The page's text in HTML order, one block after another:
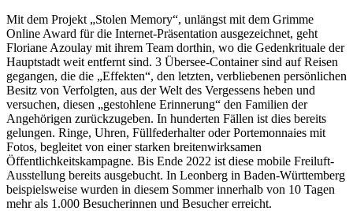
Mit dem Projekt „Stolen Memory“, unlängst mit dem Grimme
Online Award für die Internet-Präsentation ausgezeichnet, geht
Floriane Azoulay mit ihrem Team dorthin, wo die Gedenkrituale der
Hauptstadt weit entfernt sind. 3 Übersee-Container sind auf Reisen
gegangen, die die „Effekten“, den letzten, verbliebenen persönlichen
Besitz von Verfolgten, aus der Welt des Vergessens heben und
versuchen, diesen „gestohlene Erinnerung“ den Familien der
Angehörigen zurückzugeben. In hunderten Fällen ist dies bereits
gelungen. Ringe, Uhren, Füllfederhalter oder Portemonnaies mit
Fotos, begleitet von einer starken breitenwirksamen
Öffentlichkeitskampagne. Bis Ende 2022 ist diese mobile Freiluft-
Ausstellung bereits ausgebucht. In Leonberg in Baden-Württemberg
beispielsweise wurden in diesem Sommer innerhalb von 10 Tagen
mehr als 1.000 Besucherinnen und Besucher erreicht.